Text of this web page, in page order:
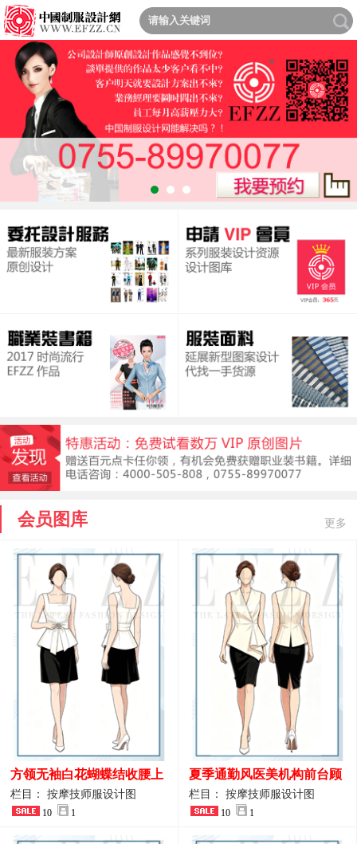
会员图库 更多
方领无袖白花蝴蝶结收腰上
衣 SPA会所接待工作制服设
计
栏目： 按摩技师服设计图
10 1
夏季通勤风医美机构前台顾
问端庄工作制服
栏目： 按摩技师服设计图
10 1